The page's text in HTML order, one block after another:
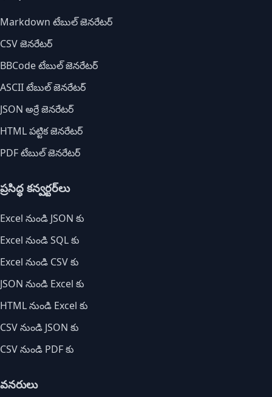
Markdown టేబుల్ జెనరేటర్
CSV జెనరేటర్
BBCode టేబుల్ జెనరేటర్
ASCII టేబుల్ జెనరేటర్
JSON అర్రే జెనరేటర్
HTML పట్టిక జెనరేటర్
PDF టేబుల్ జెనరేటర్
ప్రసిద్ధ కన్వర్టర్‌లు
Excel నుండి JSON కు
Excel నుండి SQL కు
Excel నుండి CSV కు
JSON నుండి Excel కు
HTML నుండి Excel కు
CSV నుండి JSON కు
CSV నుండి PDF కు
వనరులు